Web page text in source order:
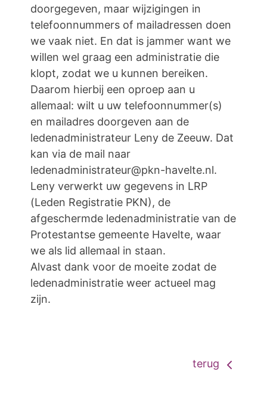
doorgegeven, maar wijzigingen in
telefoonnummers of mailadressen doen
we vaak niet. En dat is jammer want we
willen wel graag een administratie die
klopt, zodat we u kunnen bereiken.
Daarom hierbij een oproep aan u
allemaal: wilt u uw telefoonnummer(s)
en mailadres doorgeven aan de
ledenadministrateur Leny de Zeeuw. Dat
kan via de mail naar
ledenadministrateur@pkn-havelte.nl.
Leny verwerkt uw gegevens in LRP
(Leden Registratie PKN), de
afgeschermde ledenadministratie van de
Protestantse gemeente Havelte, waar
we als lid allemaal in staan.
Alvast dank voor de moeite zodat de
ledenadministratie weer actueel mag
zijn.
terug